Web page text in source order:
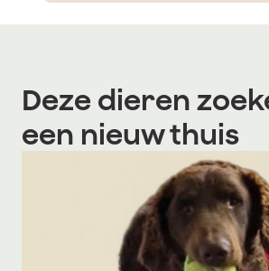
Deze dieren
een nieuw thuis